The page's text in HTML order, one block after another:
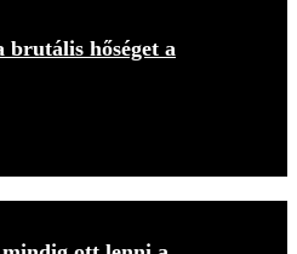
brutális hőséget a